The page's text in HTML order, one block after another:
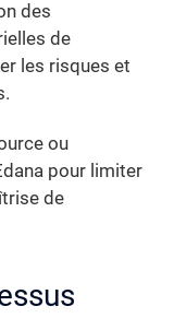
des
de
les risques et
ou
pour limiter
de